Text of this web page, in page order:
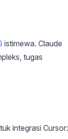
istimewa. Claude
tugas
integrasi Cursor: